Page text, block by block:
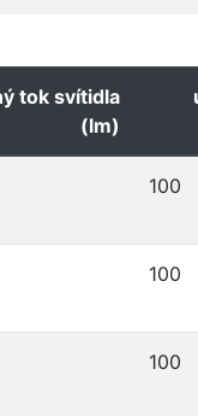
tok svítidla
(lm)
100
100
100